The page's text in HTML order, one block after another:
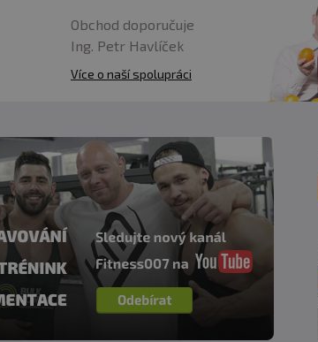
Obchod doporučuje
Ing. Petr Havlíček
Více o naší spolupráci